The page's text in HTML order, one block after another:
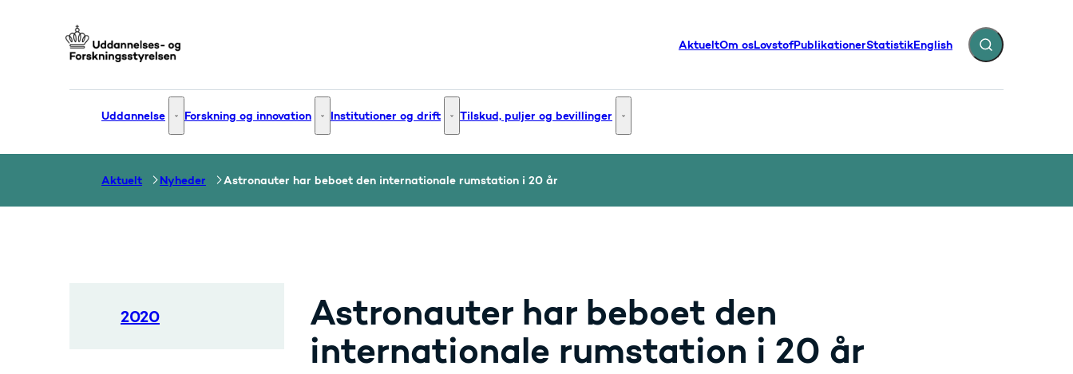
AktueltOm osLovstofPublikationerStatistikEnglish Fold søgefelt ud
Uddannelse Uddannelse - Flere links
Forskning og innovation Forskning og innovation - Flere links
Institutioner og drift Institutioner og drift - Flere links
Tilskud, puljer og bevillinger Tilskud, puljer og bevillinger - Flere links
Aktuelt Nyheder Astronauter har beboet den internationale rumstation i 20 år
2020
Astronauter har beboet den
internationale rumstation i 20 år